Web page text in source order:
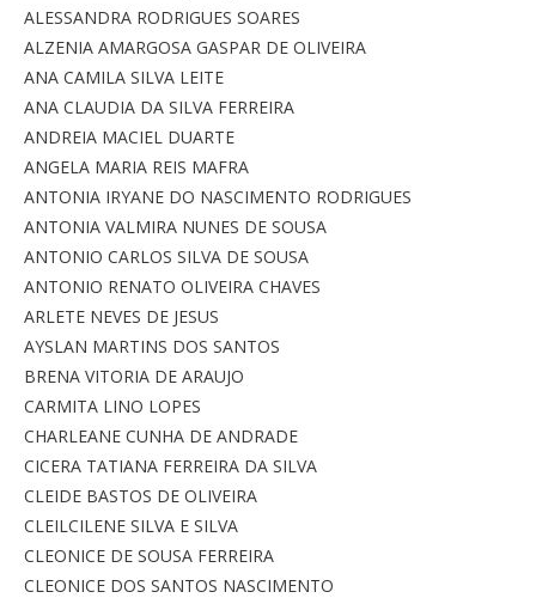
ALESSANDRA RODRIGUES SOARES
ALZENIA AMARGOSA GASPAR DE OLIVEIRA
ANA CAMILA SILVA LEITE
ANA CLAUDIA DA SILVA FERREIRA
ANDREIA MACIEL DUARTE
ANGELA MARIA REIS MAFRA
ANTONIA IRYANE DO NASCIMENTO RODRIGUES
ANTONIA VALMIRA NUNES DE SOUSA
ANTONIO CARLOS SILVA DE SOUSA
ANTONIO RENATO OLIVEIRA CHAVES
ARLETE NEVES DE JESUS
AYSLAN MARTINS DOS SANTOS
BRENA VITORIA DE ARAUJO
CARMITA LINO LOPES
CHARLEANE CUNHA DE ANDRADE
CICERA TATIANA FERREIRA DA SILVA
CLEIDE BASTOS DE OLIVEIRA
CLEILCILENE SILVA E SILVA
CLEONICE DE SOUSA FERREIRA
CLEONICE DOS SANTOS NASCIMENTO